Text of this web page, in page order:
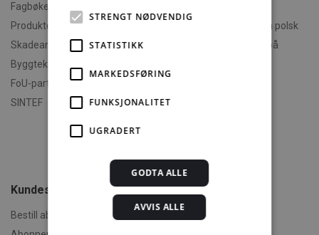
Fagbøker og nettkurs
Produktdokumentasjon
Skadeanalyse
Byggteknisk spesialrådgivning
FoU-partner
SINTEF
Polski - informasjon på polsk
English - informasjon på
Om byggereglene
Humorforvaltning
Kundeservice
Bestill abonnement
STRENGT NØDVENDIG
STATISTIKK
MARKEDSFØRING
FUNKSJONALITET
UGRADERT
GODTA ALLE
AVVIS ALLE